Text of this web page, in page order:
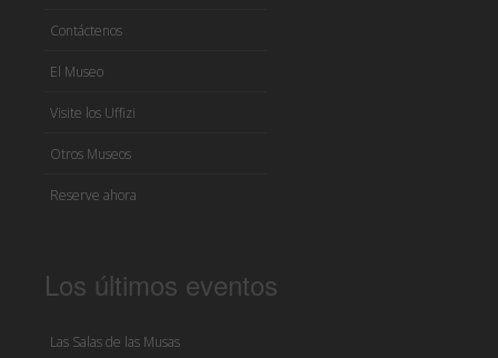
Contáctenos
El Museo
Visite los Uffizi
Otros Museos
Reserve ahora
Los últimos eventos
Las Salas de las Musas